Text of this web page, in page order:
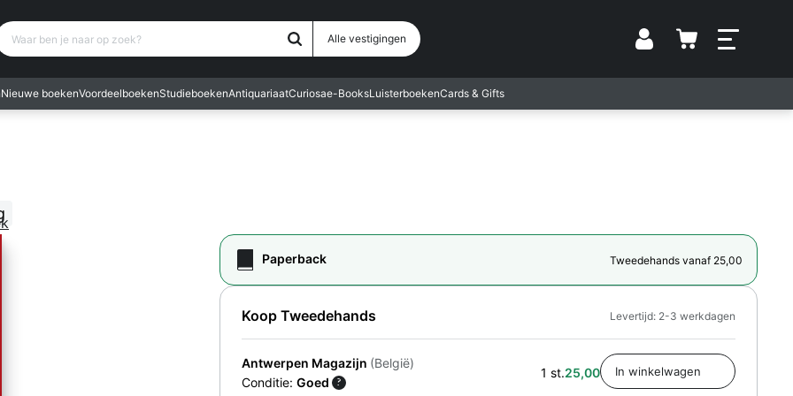
Alle vestigingen Vestiging
ben je naar op zoek?
Nieuwe boekenVoordeelboekenStudieboekenAntiquariaatCuriosae-BooksLuisterboekenCards & Gifts
Paperback Tweedehands vanaf 25,00
Koop Tweedehands
Antwerpen Magazijn (België)
Conditie: Goed ?
1 st.25,00
Levertijd: 2-3 werkdagen